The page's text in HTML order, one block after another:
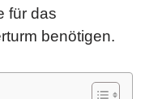
für das
benötigen.